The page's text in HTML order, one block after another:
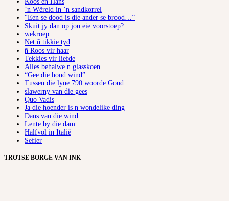
’n Wêreld in ’n sandkorrel
“Een se dood is die ander se brood…”
Skuit jy dan op jou eie voorstoep?
wekroep
Net ñ tikkie tyd
ñ Roos vir haar
Tekkies vir liefde
Alles behalwe n glasskoen
“Gee die hond wind”
Tussen die lyne 790 woorde Goud
slawerny van die gees
Quo Vadis
Ja die hoender is n wondelike ding
Dans van die wind
Lente by die dam
Halfvol in Italië
Sefier
TROTSE BORGE VAN INK